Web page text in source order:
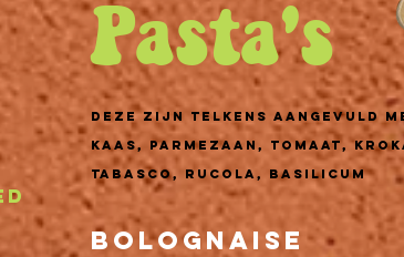
Pasta's
deze zijn telkens aangevuld
kaas, parmezaan, tomaat,
tabasco, rucola, basilicum
bolognaise